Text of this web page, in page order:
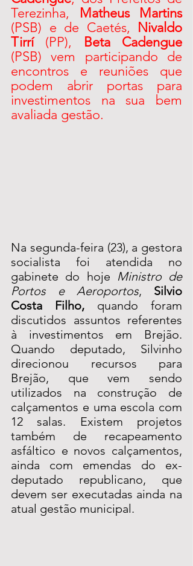
Terezinha, Matheus Martins
(PSB) e de Caetés, Nivaldo
Tirrí (PP), Beta Cadengue
(PSB) vem participando de
encontros e reuniões que
podem abrir portas para
investimentos na sua bem
avaliada gestão.
Na segunda-feira (23), a gestora
socialista foi atendida no
gabinete do hoje Ministro de
Portos e Aeroportos, Silvio
Costa Filho, quando foram
discutidos assuntos referentes
à investimentos em Brejão.
Quando deputado, Silvinho
direcionou recursos para
Brejão, que vem sendo
utilizados na construção de
calçamentos e uma escola com
12 salas. Existem projetos
também de recapeamento
asfáltico e novos calçamentos,
ainda com emendas do ex-
deputado republicano, que
devem ser executadas ainda na
atual gestão municipal.